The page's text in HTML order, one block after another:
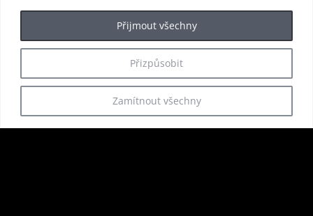
Přizpůsobit
Zamítnout všechny
Přijmout všechny
#enjoyharrachov
Bank info: 246380517/0600
IBAN: CZ26 0600 0000 0002 4638
0517